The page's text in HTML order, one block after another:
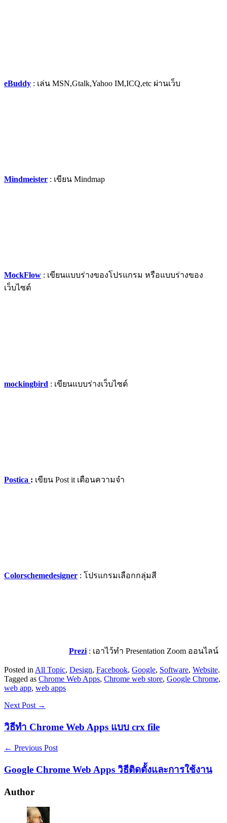
eBuddy : เล่น MSN,Gtalk,Yahoo IM,ICQ,etc ผ่านเว็บ
Mindmeister : เขียน Mindmap
MockFlow : เขียนแบบร่างของโปรแกรม หรือแบบร่างของ
เว็บไซต์
mockingbird : เขียนแบบร่างเว็บไซต์
Postica : เขียน Post it เตือนความจำ
Colorschemedesigner : โปรแกรมเลือกกลุ่มสี
Prezi : เอาไว้ทำ Presentation Zoom ออนไลน์
Posted in All Topic, Design, Facebook, Google, Software, Website.
Tagged as Chrome Web Apps, Chrome web store, Google Chrome,
web app, web apps
Next Post →
วิธีทำ Chrome Web Apps แบบ crx file
← Previous Post
Google Chrome Web Apps วิธีติดตั้งและการใช้งาน
Author